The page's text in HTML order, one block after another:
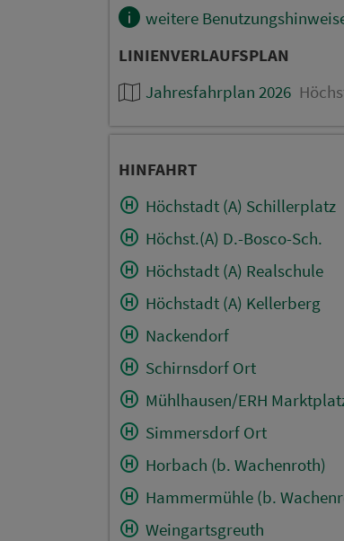
weitere
LINIENVERLAUFSPLAN
Jahresfahrplan 2026
HINFAHRT
Höchstadt (A) Schillerplatz
Höchst.(A) D.-Bosco-Sch.
Höchstadt (A) Realschule
Höchstadt (A) Kellerberg
Nackendorf
Schirnsdorf Ort
Mühlhausen/ERH
Simmersdorf Ort
Horbach (b. Wachenroth)
Hammermühle (b.
Weingartsgreuth